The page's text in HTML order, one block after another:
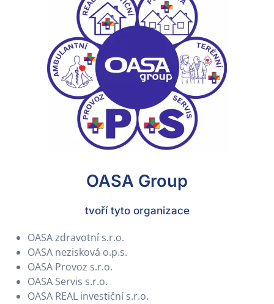
OASA Group
tvoří tyto organizace
OASA zdravotní s.r.o.
OASA nezisková o.p.s.
OASA Provoz s.r.o.
OASA Servis s.r.o.
OASA REAL investiční s.r.o.